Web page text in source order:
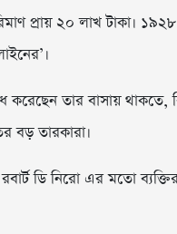
প্রায় ২০ লাখ টাকা। ১৯২৮
করেছেন তার বাসায় থাকতে,
বড় তারকারা।
ডি নিরো এর মতো